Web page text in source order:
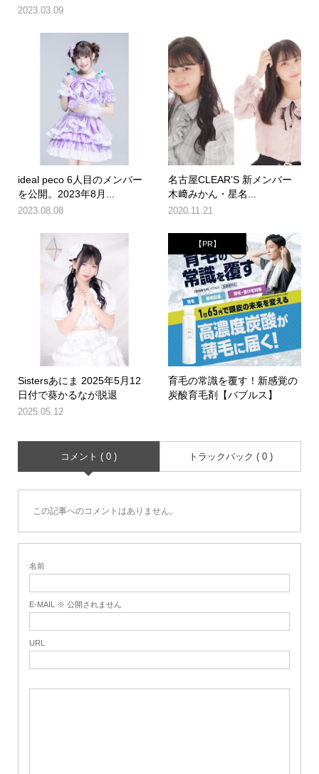
2023.03.09
ideal peco 6人目のメンバー
を公開。2023年8月...
2023.08.08
名古屋CLEAR’S 新メンバー
木﨑みかん・星名...
2020.11.21
Sistersあにま 2025年5月12
日付で葵かるなが脱退
2025.05.12
【PR】
育毛の常識を覆す！新感覚の
炭酸育毛剤【バブルス】
コメント ( 0 ) トラックバック ( 0 )
この記事へのコメントはありません。
名前
E-MAIL ※ 公開されません
URL